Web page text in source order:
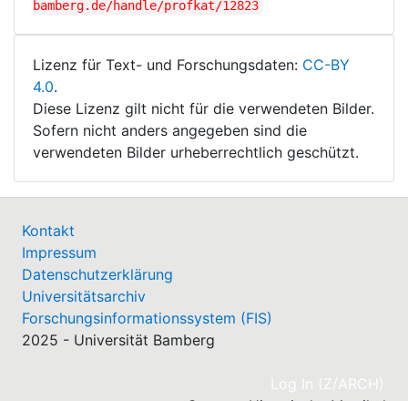
bamberg.de/handle/profkat/12823
Lizenz für Text- und Forschungsdaten: CC-BY
4.0.
Diese Lizenz gilt nicht für die verwendeten Bilder.
Sofern nicht anders angegeben sind die
verwendeten Bilder urheberrechtlich geschützt.
Kontakt
Impressum
Datenschutzerklärung
Universitätsarchiv
Forschungsinformationssystem (FIS)
2025 - Universität Bamberg
Log In (Z/ARCH)